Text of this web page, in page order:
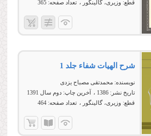
قطع: وزیری، گالینگور تعداد صفحه: 365
شرح الهیات شفاء جلد 1
نویسنده: محمدتقی مصباح یزدی
تاریخ نشر: 1386 آخرین چاپ: دوم سال 1391
قطع: وزیری، گالینگور تعداد صفحه: 464